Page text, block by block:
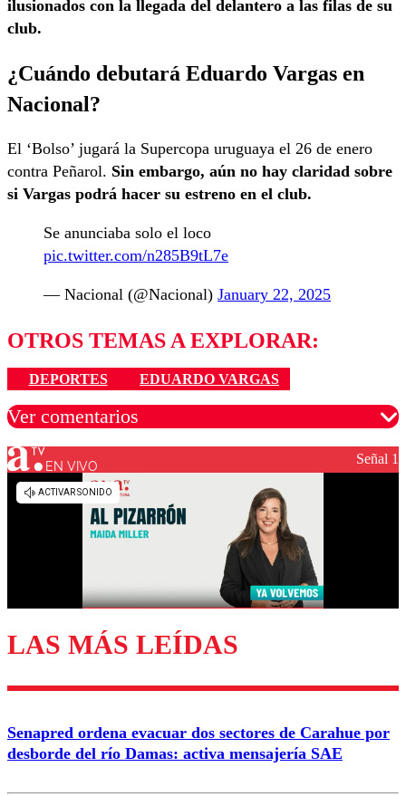
ilusionados con la llegada del delantero a las filas de su
club.
¿Cuándo debutará Eduardo Vargas en
Nacional?
El ‘Bolso’ jugará la Supercopa uruguaya el 26 de enero
contra Peñarol. Sin embargo, aún no hay claridad sobre
si Vargas podrá hacer su estreno en el club.
Se anunciaba solo el loco
pic.twitter.com/n285B9tL7e
— Nacional (@Nacional) January 22, 2025
OTROS TEMAS A EXPLORAR:
DEPORTES EDUARDO VARGAS
Ver comentarios
Los comentarios son moderados para garantizar un
diálogo respetuoso.
Enviar comentario
EN VIVO Señal 1
LAS MÁS LEÍDAS
Senapred ordena evacuar dos sectores de Carahue por
desborde del río Damas: activa mensajería SAE